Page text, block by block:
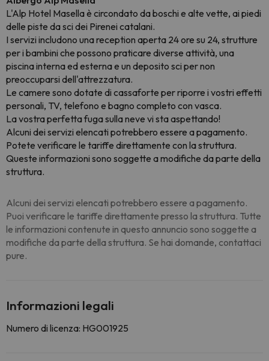
L'Alp Hotel Masella è circondato da boschi e alte vette, ai piedi
delle piste da sci dei Pirenei catalani.
I servizi includono una reception aperta 24 ore su 24, strutture
per i bambini che possono praticare diverse attività, una
piscina interna ed esterna e un deposito sci per non
preoccuparsi dell'attrezzatura.
Le camere sono dotate di cassaforte per riporre i vostri effetti
personali, TV, telefono e bagno completo con vasca.
La vostra perfetta fuga sulla neve vi sta aspettando!
Alcuni dei servizi elencati potrebbero essere a pagamento.
Potete verificare le tariffe direttamente con la struttura.
Queste informazioni sono soggette a modifiche da parte della
struttura.
Alcuni dei servizi elencati potrebbero essere a pagamento.
Puoi verificare le tariffe direttamente presso la struttura. Tutte
le informazioni contenute in questo annuncio sono soggette a
modifiche da parte della struttura. Se hai domande, contattaci
pure.
Informazioni legali
Numero di licenza: HG001925